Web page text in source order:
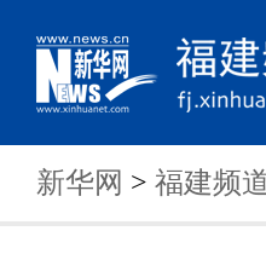
新华网 > 福建频